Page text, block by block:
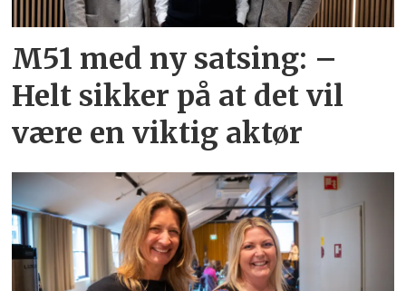
M51 med ny satsing: –
Helt sikker på at det vil
være en viktig aktør